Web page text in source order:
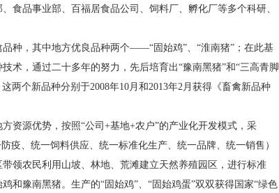
食品事业部、百福居食品公司、饲料厂、孵化厂等多个科研、
种，其中地方优良品种两个——“固始鸡”、“淮南猪”；在此基
术，通过二十多年的努力，先后培育出“豫南黑猪”和“三高青脚
两个新品种分别于2008年10月和2013年2月获得《畜禽新品种
资源优势，按照“公司+基地+农户”的产业化开发模式，采
疫、统一饲料供应、统一标准化生产、统一品牌、统一销售）
领农民利用山坡、林地、荒滩建立天然养殖园区，进行标准
和豫南黑猪。生产的“固始鸡”、“固始鸡蛋”双双获得国家“绿色